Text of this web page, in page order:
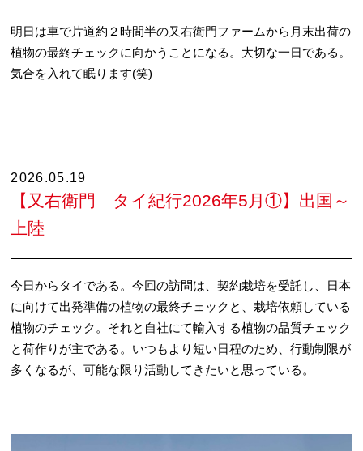
明日は車で片道約２時間半の又右衛門ファームから月末出荷の
植物の最終チェックに向かうことになる。大切な一日である。
気合を入れて眠ります(笑)
2026.05.19
【又右衛門 タイ紀行2026年5月①】出国～
上陸
今日からタイである。今回の訪問は、契約栽培を受託し、日本
に向けて出発準備の植物の最終チェックと、栽培依頼している
植物のチェック。それと自社にて輸入する植物の品質チェック
と荷作りが主である。いつもより短い日程のため、行動制限が
多くなるが、可能な限り活動してきたいと思っている。